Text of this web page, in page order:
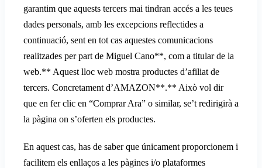
garantim que aquests tercers mai tindran accés a les teues
dades personals, amb les excepcions reflectides a
continuació, sent en tot cas aquestes comunicacions
realitzades per part de Miguel Cano**, com a titular de la
web.** Aquest lloc web mostra productes d’afiliat de
tercers. Concretament d’AMAZON**.** Això vol dir
que en fer clic en “Comprar Ara” o similar, se’t redirigirà a
la pàgina on s’oferten els productes.
En aquest cas, has de saber que únicament proporcionem i
facilitem els enllaços a les pàgines i/o plataformes